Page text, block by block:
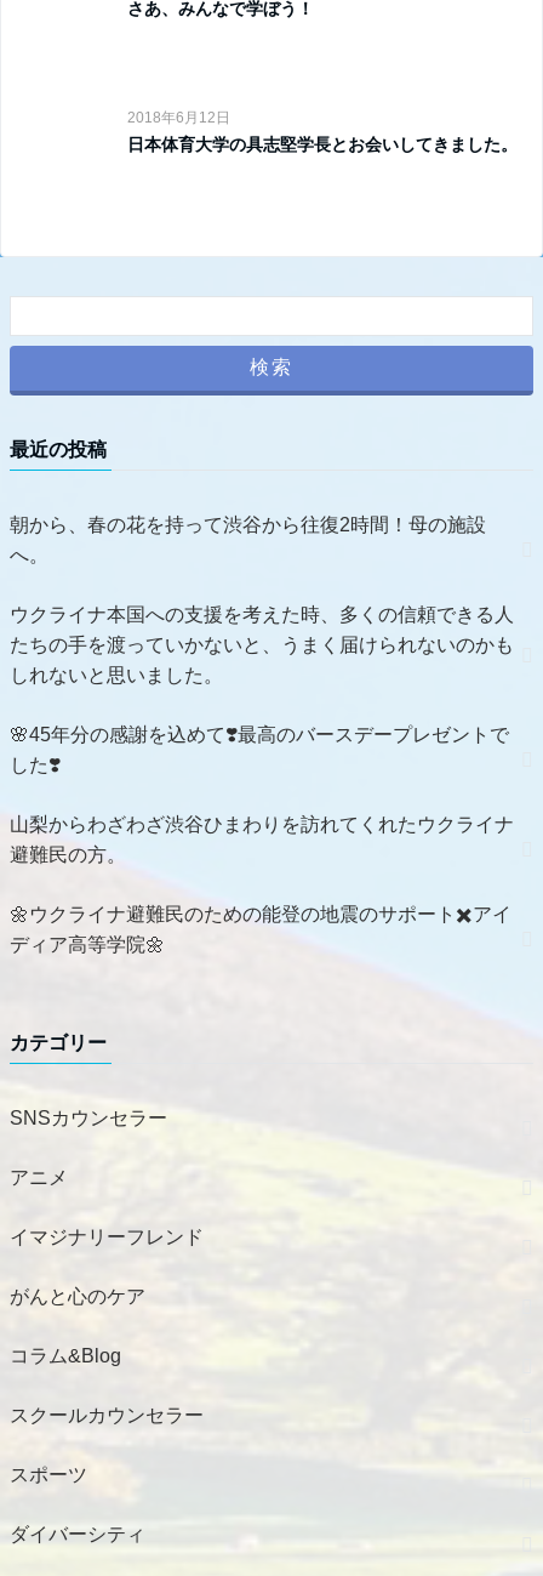
さあ、みんなで学ぼう！
2018年6月12日
日本体育大学の具志堅学長とお会いしてきました。
最近の投稿
朝から、春の花を持って渋谷から往復2時間！母の施設
へ。
ウクライナ本国への支援を考えた時、多くの信頼できる人
たちの手を渡っていかないと、うまく届けられないのかも
しれないと思いました。
🌸45年分の感謝を込めて❣️最高のバースデープレゼントで
した❣️
山梨からわざわざ渋谷ひまわりを訪れてくれたウクライナ
避難民の方。
🌼ウクライナ避難民のための能登の地震のサポート✖️アイ
ディア高等学院🌼
カテゴリー
SNSカウンセラー
アニメ
イマジナリーフレンド
がんと心のケア
コラム&Blog
スクールカウンセラー
スポーツ
ダイバーシティ